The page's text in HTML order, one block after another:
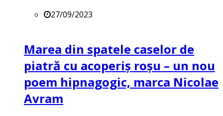
27/09/2023
Marea din spatele caselor de
piatră cu acoperiș roșu – un nou
poem hipnagogic, marca Nicolae
Avram